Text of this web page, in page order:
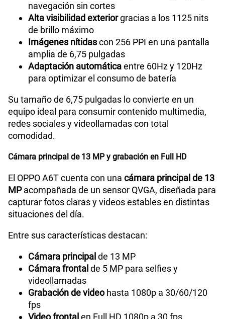
navegación sin cortes
Alta visibilidad exteriorgracias a los 1125 nits
de brillo máximo
Imágenes nítidascon 256 PPI en una pantalla
amplia de 6,75 pulgadas
Adaptación automáticaentre 60Hz y 120Hz
para optimizar el consumo de batería
Su tamaño de 6,75 pulgadas lo convierte en un
equipo ideal para consumir contenido multimedia,
redes sociales y videollamadas con total
comodidad.
Cámara principal de 13 MP y grabación en Full HD
El OPPO A6T cuenta con una cámara principal de 13
MPacompañada de un sensor QVGA, diseñada para
capturar fotos claras y videos estables en distintas
situaciones del día.
Entre sus características destacan:
Cámara principal de 13 MP
Cámara frontal de 5 MP para selfies y
videollamadas
Grabación de video hasta 1080p a 30/60/120
fps
Video frontal en Full HD 1080p a 30 fps